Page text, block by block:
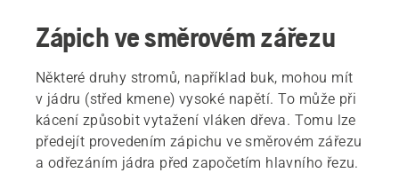
Zápich ve směrovém zářezu
Některé druhy stromů, například buk, mohou mít
v jádru (střed kmene) vysoké napětí. To může při
kácení způsobit vytažení vláken dřeva. Tomu lze
předejít provedením zápichu ve směrovém zářezu
a odřezáním jádra před započetím hlavního řezu.